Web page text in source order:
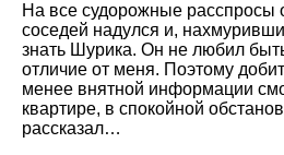
На все судорожные расспросы
соседей надулся и,
знать Шурика. Он не любил
отличие от меня. Поэтому
менее внятной информации
квартире, в спокойной
рассказал…